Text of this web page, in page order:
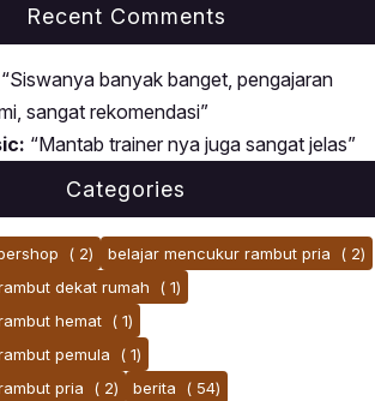
Recent Comments
“Siswanya banyak banget, pengajaran
sangat rekomendasi”
“Mantab trainer nya juga sangat jelas”
Categories
( 2) belajar mencukur rambut pria
( 2)
dekat rumah
( 1)
hemat ( 1)
pemula
( 1)
pria
( 2) berita
( 54)